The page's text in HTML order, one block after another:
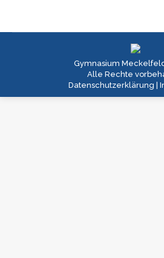
Gymnasium
Alle Rechte
Datenschutzerklärung